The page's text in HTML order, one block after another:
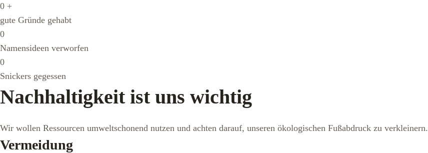
0 +
gute Gründe gehabt
0
Namensideen verworfen
0
Snickers gegessen
Nachhaltigkeit ist uns wichtig
Wir wollen Ressourcen umweltschonend nutzen und achten darauf, unseren ökologischen Fußabdruck zu verkleinern.
Vermeidung